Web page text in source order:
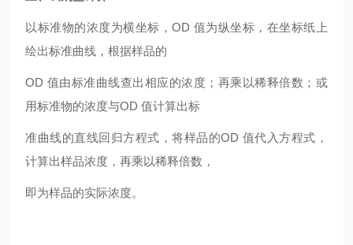
以标准物的浓度为横坐标，OD 值为纵坐标，在坐标纸上
绘出标准曲线，根据样品的
OD 值由标准曲线查出相应的浓度；再乘以稀释倍数；或
用标准物的浓度与OD 值计算出标
准曲线的直线回归方程式，将样品的OD 值代入方程式，
计算出样品浓度，再乘以稀释倍数，
即为样品的实际浓度。